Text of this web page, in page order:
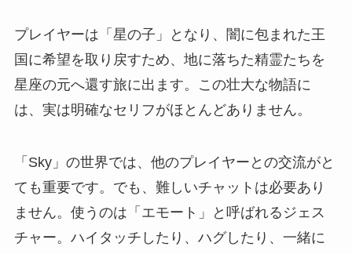
プレイヤーは「星の子」となり、闇に包まれた王
国に希望を取り戻すため、地に落ちた精霊たちを
星座の元へ還す旅に出ます。この壮大な物語に
は、実は明確なセリフがほとんどありません。
「Sky」の世界では、他のプレイヤーとの交流がと
ても重要です。でも、難しいチャットは必要あり
ません。使うのは「エモート」と呼ばれるジェス
チャー。ハイタッチしたり、ハグしたり、一緒に